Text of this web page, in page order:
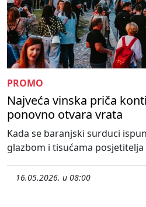
PROMO
Najveća vinska priča
ponovno otvara vrata
Kada se baranjski surduci
glazbom i tisućama posjetitelja
16.05.2026. u 08:00